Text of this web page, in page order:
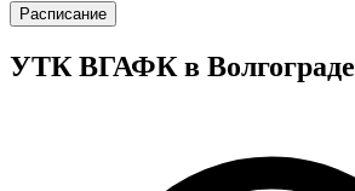
Расписание
УТК ВГАФК в Волгограде